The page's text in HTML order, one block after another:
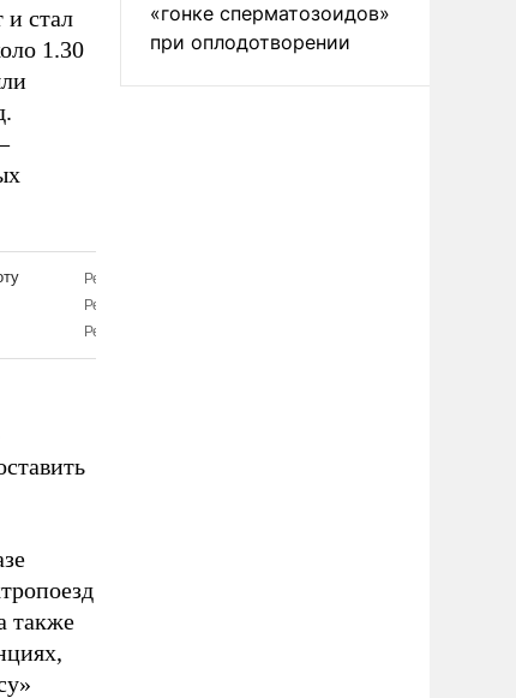
стал
1.30
также
«гонке сперматозоидов»
при оплодотворении